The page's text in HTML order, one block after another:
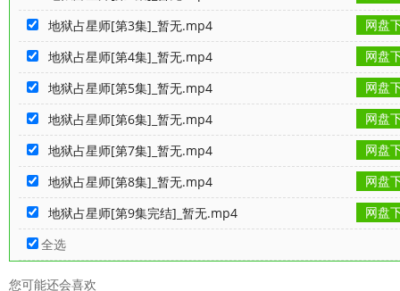
地狱占星师[第3集]_暂无.mp4
网盘
地狱占星师[第4集]_暂无.mp4
网盘
地狱占星师[第5集]_暂无.mp4
网盘
地狱占星师[第6集]_暂无.mp4
网盘
地狱占星师[第7集]_暂无.mp4
网盘
地狱占星师[第8集]_暂无.mp4
网盘
地狱占星师[第9集完结]_暂无.mp4
网盘
全选
您可能还会喜欢